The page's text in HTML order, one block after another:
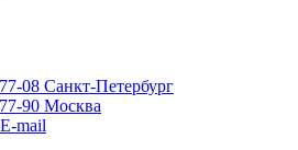
08 Санкт-Петербург
90 Москва
E-mail